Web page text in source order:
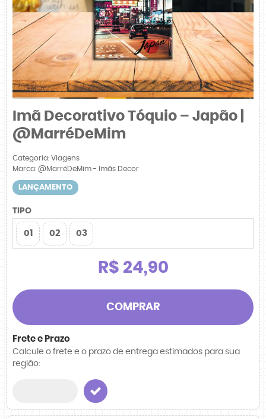
Imã Decorativo Tóquio – Japão |
@MarréDeMim
Categoria: Viagens
Marca: @MarréDeMim - Imãs Decor
LANÇAMENTO
TIPO
01 02 03
R$ 24,90
COMPRAR
Frete e Prazo
Calcule o frete e o prazo de entrega estimados para sua
região: